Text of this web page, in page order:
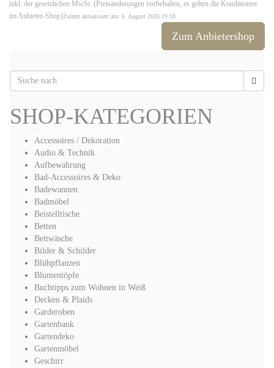
inkl. der gesetzlichen MwSt. (Preisänderungen vorbehalten, es gelten die Konditionen
im Anbieter-Shop)Zuletzt aktualisiert am: 6. August 2026 19:18
Zum Anbietershop
SHOP-KATEGORIEN
Accessoires / Dekoration
Audio & Technik
Aufbewahrung
Bad-Accessoires & Deko
Badewannen
Badmöbel
Beistelltische
Betten
Bettwäsche
Bilder & Schilder
Blühpflanzen
Blumentöpfe
Buchtipps zum Wohnen in Weiß
Decken & Plaids
Garderoben
Gartenbank
Gartendeko
Gartenmöbel
Geschirr